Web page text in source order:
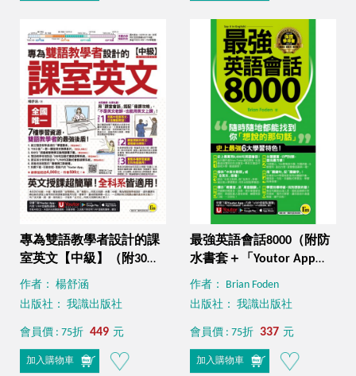
專為雙語教學者設計的課
室英文【中級】（附30堂
一對一課室英文教學影片
＋雙語教學情境對話互動
文常用會話句互動式會話
速學系統＋500句班級經營
教學互動用語電子書＋
作者： 楊舒涵
出版社： 我識出版社
會員價 : 75折 449 元
加入購物車
最強英語會話8000（附防
水書套＋「Youtor App」
內含VRP虛擬點讀筆）
作者： Brian Foden
出版社： 我識出版社
會員價 : 75折 337 元
加入購物車